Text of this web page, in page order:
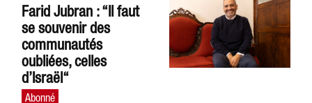
Farid Jubran : “Il faut
se souvenir des
communautés
oubliées, celles
d’Israël“